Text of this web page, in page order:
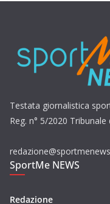
Testata giornalistica
Reg. n° 5/2020
SportMe NEWS
Redazione